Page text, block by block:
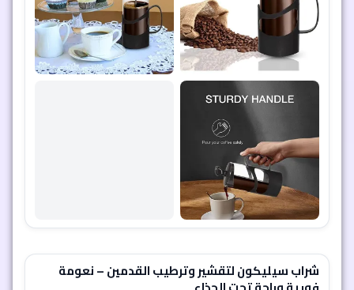
شراب سيليكون لتقشير وترطيب القدمين – نعومة